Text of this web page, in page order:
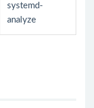
systemd-
analyze